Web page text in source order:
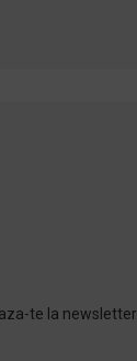
te la newsletter